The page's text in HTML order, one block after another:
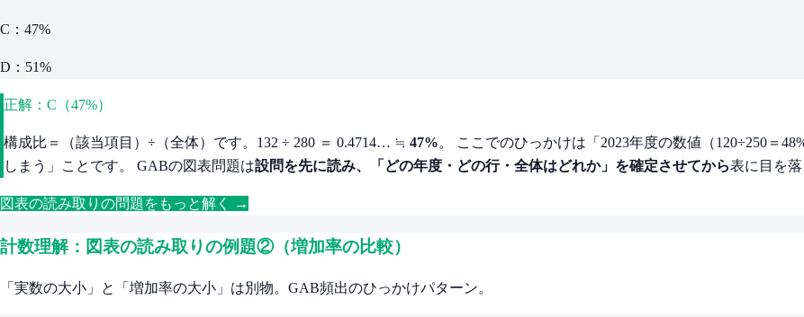
C：47%
D：51%
正解：C（47%）
構成比＝（該当項目）÷（全体）です。132 ÷ 280 ＝ 0.4714… ≒ 47%。 ここでのひっかけは「2023年度の数値（120÷250＝
しまう」ことです。 GABの図表問題は設問を先に読み、「どの年度・どの行・全体はどれか」を確定させてから表に目を
図表の読み取りの問題をもっと解く →
計数理解：図表の読み取りの例題②（増加率の比較）
「実数の大小」と「増加率の大小」は別物。GAB頻出のひっかけパターン。